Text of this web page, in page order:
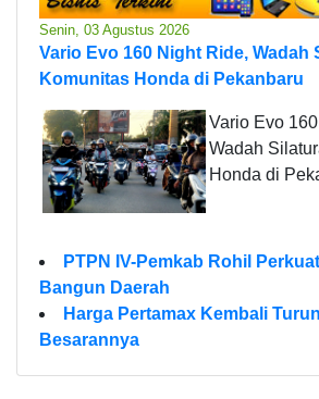
Senin, 03 Agustus 2026
Vario Evo 160 Night Ride, Wadah
Komunitas Honda di Pekanbaru
Vario Evo
Wadah
Honda di
PTPN IV-Pemkab Rohil
Bangun Daerah
Harga Pertamax Kembali
Besarannya